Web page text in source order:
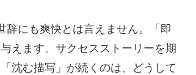
にも爽快とは言えません。「即
えます。サクセスストーリーを期
沈む描写」が続くのは、どうして